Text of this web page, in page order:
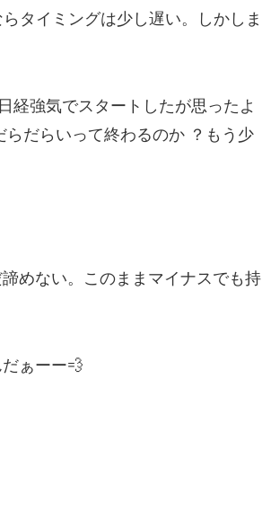
タイミングは少し遅い。しかしま
経強気でスタートしたが思ったよ
だらいって終わるのか ？もう少
めない。このままマイナスでも持
ぁーー💨